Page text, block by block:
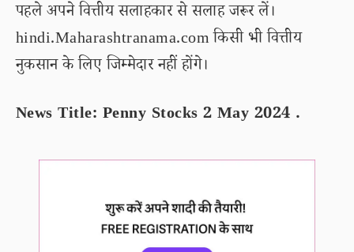
पहले अपने वित्तीय सलाहकार से सलाह जरूर लें।
hindi.Maharashtranama.com किसी भी वित्तीय
नुकसान के लिए जिम्मेदार नहीं होंगे।
News Title: Penny Stocks 2 May 2024 .